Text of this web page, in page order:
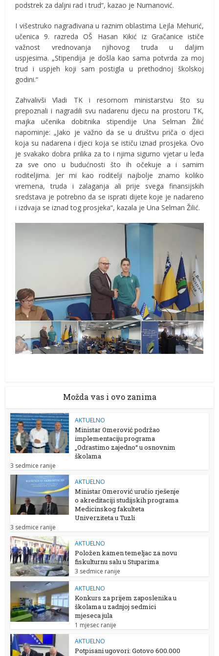
podstrek za daljni rad i trud“, kazao je Numanović.
I višestruko nagrađivana u raznim oblastima Lejla Mehurić,
učenica 9. razreda OŠ Hasan Kikić iz Gračanice ističe
važnost vrednovanja njihovog truda u daljim
uspjesima. „Stipendija je došla kao sama potvrda za moj
trud i uspjeh koji sam postigla u prethodnoj školskoj
godini.“
Zahvalivši Vladi TK i resornom ministarstvu što su
prepoznali i nagradili svu nadarenu djecu na prostoru TK,
majka učenika dobitnika stipendije Una Selman Žilić
napominje: „Jako je važno da se u društvu priča o djeci
koja su nadarena i djeci koja se ističu iznad prosjeka. Ovo
je svakako dobra prilika za to i njima sigurno vjetar u leđa
za sve ono u budućnosti što ih očekuje a i samim
roditeljima. Jer mi kao roditelji najbolje znamo koliko
vremena, truda i zalaganja ali prije svega finansijskih
sredstava je potrebno da se isprati dijete koje je nadareno
i izdvaja se iznad tog prosjeka“, kazala je Una Selman Žilić.
Možda vas i ovo zanima
AKTUELNO
Ministar Omerović podržao
implementaciju programa
„Odrastimo zajedno“ u osnovnim
školama
3 sedmice ranije
AKTUELNO
Ministar Omerović uručio rješenje
o akreditaciji studijskih programa
Medicinskog fakulteta
Univerziteta u Tuzli
3 sedmice ranije
AKTUELNO
Položen kamen temeljac za novu
fiskulturnu salu u Stuparima
3 sedmice ranije
AKTUELNO
Konkurs za prijem zaposlenika u
školama u zadnjoj sedmici
mjeseca jula
1 mjesec ranije
AKTUELNO
Potpisani ugovori: Gotovo 600.000